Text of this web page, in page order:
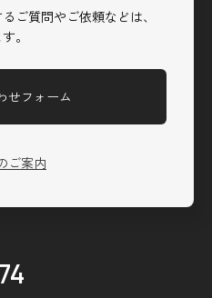
ご質問やご依頼などは、
。
せフォーム
ご案内